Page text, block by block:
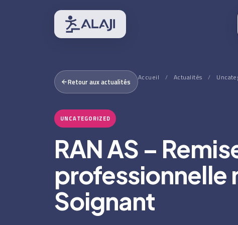
Retour aux actualités Accueil / Actualités /
UNCATEGORIZED
RAN AS –
professionnelle
Soignant